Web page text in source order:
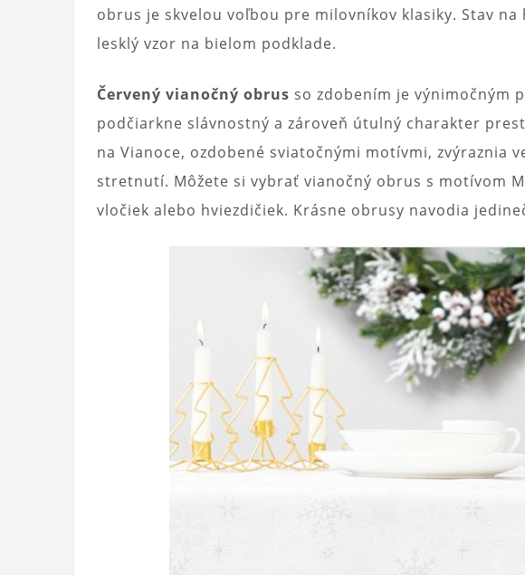
obrus je skvelou voľbou pre milovníkov klasiky. Stav
lesklý vzor na bielom podklade.
Červený vianočný obrus so zdobením je výnimočným
podčiarkne slávnostný a zároveň útulný charakter
na Vianoce, ozdobené sviatočnými motívmi, zvýraznia
stretnutí. Môžete si vybrať vianočný obrus s motívom
vločiek alebo hviezdičiek. Krásne obrusy navodia